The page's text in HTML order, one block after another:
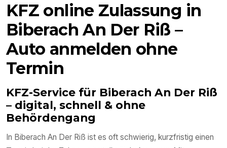
KFZ online Zulassung in
Biberach An Der Riß –
Auto anmelden ohne
Termin
KFZ-Service für Biberach An Der Riß
– digital, schnell & ohne
Behördengang
In Biberach An Der Riß ist es oft schwierig, kurzfristig einen